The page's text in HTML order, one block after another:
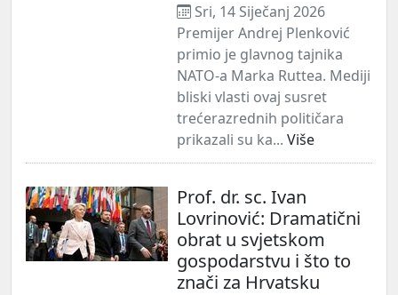
Sri, 14 Siječanj 2026
Premijer Andrej Plenković
primio je glavnog tajnika
NATO-a Marka Ruttea. Mediji
bliski vlasti ovaj susret
trećerazrednih političara
prikazali su ka... Više
Prof. dr. sc. Ivan
Lovrinović: Dramatični
obrat u svjetskom
gospodarstvu i što to
znači za Hrvatsku